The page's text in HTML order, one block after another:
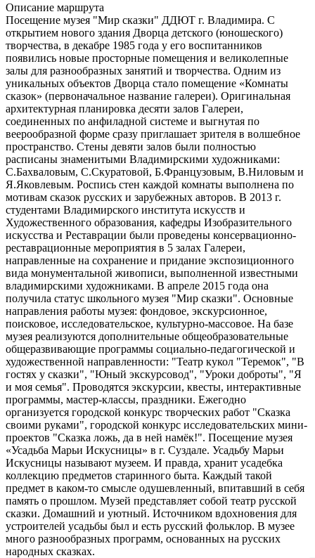
Описание маршрута
Посещение музея "Мир сказки" ДДЮТ г. Владимира. С
открытием нового здания Дворца детского (юношеского)
творчества, в декабре 1985 года у его воспитанников
появились новые просторные помещения и великолепные
залы для разнообразных занятий и творчества. Одним из
уникальных объектов Дворца стало помещение «Комнаты
сказок» (первоначальное название галереи). Оригинальная
архитектурная планировка десяти залов Галереи,
соединенных по анфиладной системе и выгнутая по
веерообразной форме сразу приглашает зрителя в волшебное
пространство. Стены девяти залов были полностью
расписаны знаменитыми Владимирскими художниками:
С.Бахваловым, С.Скуратовой, Б.Французовым, В.Ниловым и
Я.Яковлевым. Роспись стен каждой комнаты выполнена по
мотивам сказок русских и зарубежных авторов. В 2013 г.
студентами Владимирского института искусств и
Художественного образования, кафедры Изобразительного
искусства и Реставрации были проведены консервационно-
реставрационные мероприятия в 5 залах Галереи,
направленные на сохранение и придание экспозиционного
вида монументальной живописи, выполненной известными
владимирскими художниками. В апреле 2015 года она
получила статус школьного музея "Мир сказки". Основные
направления работы музея: фондовое, экскурсионное,
поисковое, исследовательское, культурно-массовое. На базе
музея реализуются дополнительные общеобразовательные
общеразвивающие программы социально-педагогической и
художественной направленности: "Театр кукол "Теремок", "В
гостях у сказки", "Юный экскурсовод", "Уроки доброты", "Я
и моя семья". Проводятся экскурсии, квесты, интерактивные
программы, мастер-классы, праздники. Ежегодно
организуется городской конкурс творческих работ "Сказка
своими руками", городской конкурс исследовательских мини-
проектов "Сказка ложь, да в ней намёк!". Посещение музея
«Усадьба Марьи Искусницы» в г. Суздале. Усадьбу Марьи
Искусницы называют музеем. И правда, хранит усадебка
коллекцию предметов старинного быта. Каждый такой
предмет в каком-то смысле одушевленный, впитавший в себя
память о прошлом. Музей представляет собой театр русской
сказки. Домашний и уютный. Источником вдохновения для
устроителей усадьбы был и есть русский фольклор. В музее
много разнообразных программ, основанных на русских
народных сказках.